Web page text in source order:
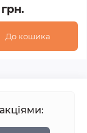
До кошика